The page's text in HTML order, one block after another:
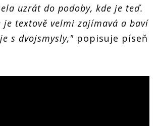
uzrát do podoby, kde je teď.
je textově velmi zajímavá a baví
s dvojsmysly," popisuje píseň